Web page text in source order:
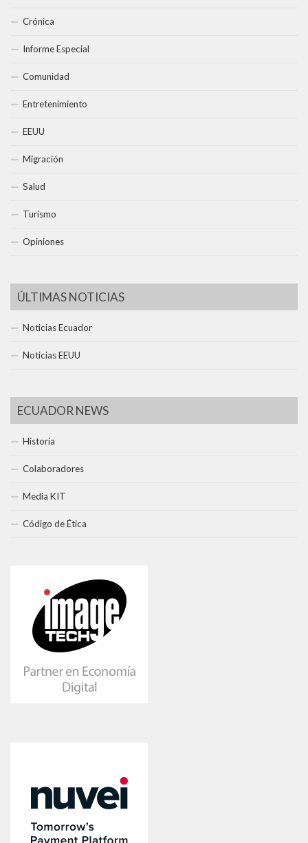
Crónica
Informe Especial
Comunidad
Entretenimiento
EEUU
Migración
Salud
Turismo
Opiniones
ÚLTIMAS NOTICIAS
Noticias Ecuador
Noticias EEUU
ECUADOR NEWS
Historia
Colaboradores
Media KIT
Código de Ética